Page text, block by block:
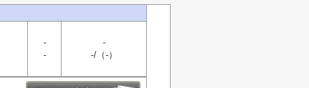
-
-
-
-/（-）